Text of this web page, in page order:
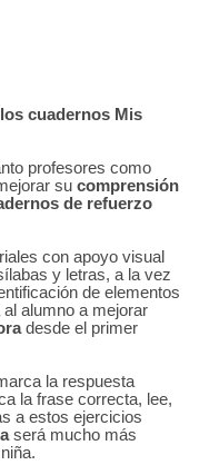
cuadernos Mis
profesores como
sucomprensión
de refuerzo
con apoyo visual
y letras, a la vez
de elementos
alumno a mejorar
desde el primer
la respuesta
la frase correcta, lee,
a estos ejercicios
será mucho más